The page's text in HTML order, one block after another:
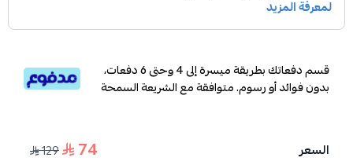
قسم دفعاتك بطريقة ميسرة إلى 4 وحتى 6 دفعات،
بدون فوائد أو رسوم. متوافقة مع الشريعة السمحة
السعر 74
129